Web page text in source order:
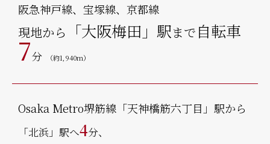
阪急神戸線、宝塚線、京都線
現地から 「大阪梅田」駅まで 自転車
7分 （約1,940m）
Osaka Metro堺筋線「天神橋筋六丁目」駅から
「北浜」駅へ4分、